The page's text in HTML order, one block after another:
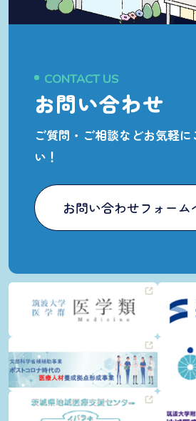
CONTACT US
お問い合わせ
ご質問・ご相談などお気軽に
い！
お問い合わせフォーム